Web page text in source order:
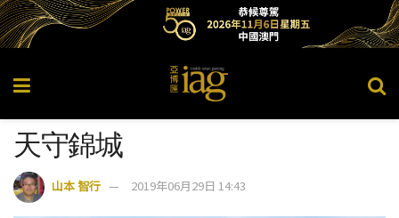
天守錦城
山本 智行 2019年06月29日 14:43